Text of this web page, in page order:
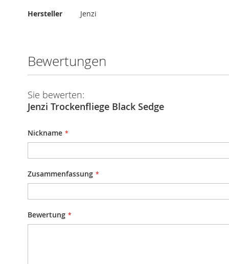
Mehr
Hersteller Jenzi
Bewertungen
Sie bewerten:
Jenzi Trockenfliege Black Sedge
Nickname
Zusammenfassung
Bewertung